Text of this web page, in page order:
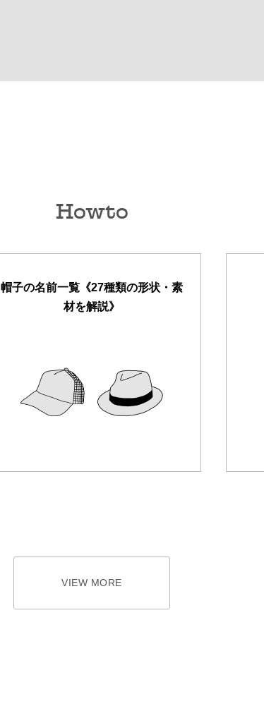
Howto
帽子の名前一覧《27種類の形状・素
材を解説》
VIEW MORE